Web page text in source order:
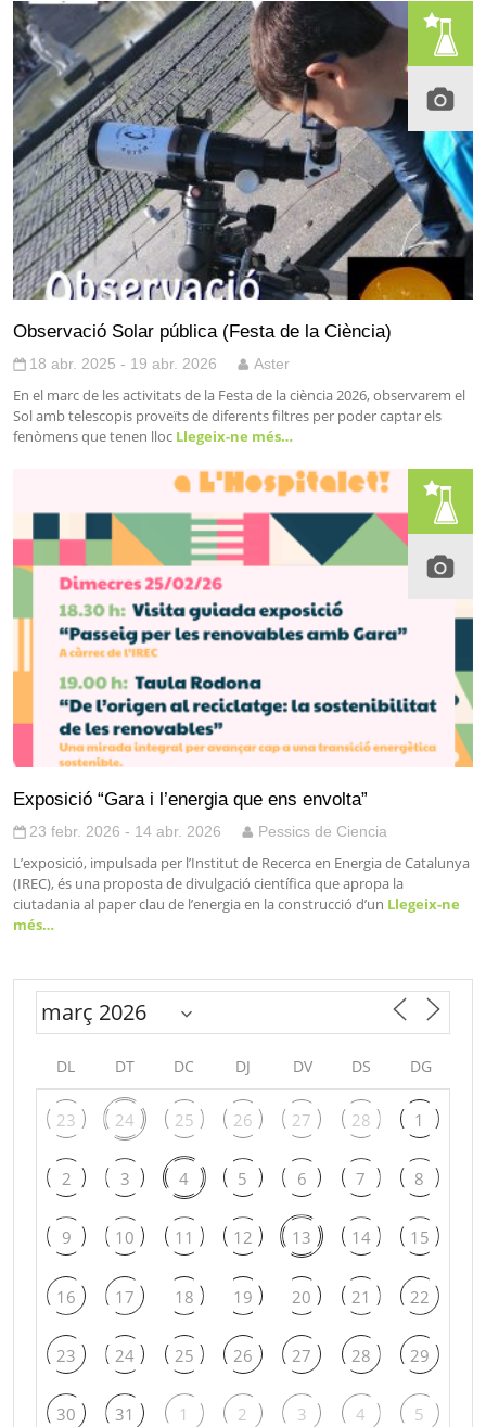
Observació Solar pública (Festa de la Ciència)
18 abr. 2025 - 19 abr. 2026 Aster
En el marc de les activitats de la Festa de la ciència 2026, observarem el
Sol amb telescopis proveïts de diferents filtres per poder captar els
fenòmens que tenen lloc Llegeix-ne més…
Exposició “Gara i l’energia que ens envolta”
23 febr. 2026 - 14 abr. 2026 Pessics de Ciencia
L’exposició, impulsada per l’Institut de Recerca en Energia de Catalunya
(IREC), és una proposta de divulgació científica que apropa la
ciutadania al paper clau de l’energia en la construcció d’un Llegeix-ne
més…
DL DT DC DJ DV DS DG
23 24 25 26 27 28 1
2 3 4 5 6 7 8
9 10 11 12 13 14 15
16 17 18 19 20 21 22
23 24 25 26 27 28 29
30 31 1 2 3 4 5